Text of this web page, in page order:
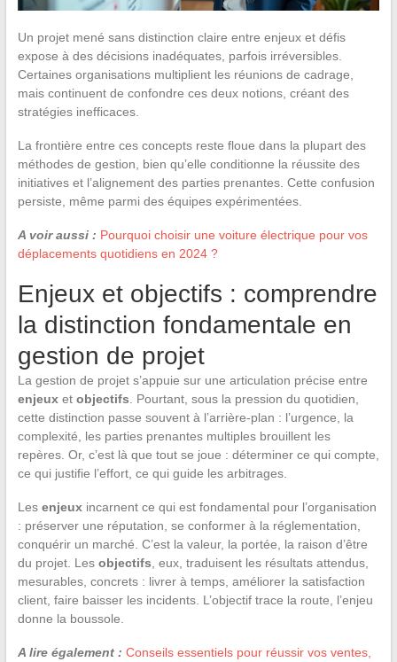
Un projet mené sans distinction claire entre enjeux et défis
expose à des décisions inadéquates, parfois irréversibles.
Certaines organisations multiplient les réunions de cadrage,
mais continuent de confondre ces deux notions, créant des
stratégies inefficaces.
La frontière entre ces concepts reste floue dans la plupart des
méthodes de gestion, bien qu’elle conditionne la réussite des
initiatives et l’alignement des parties prenantes. Cette confusion
persiste, même parmi des équipes expérimentées.
A voir aussi : Pourquoi choisir une voiture électrique pour vos
déplacements quotidiens en 2024 ?
Enjeux et objectifs : comprendre
la distinction fondamentale en
gestion de projet
La gestion de projet s’appuie sur une articulation précise entre
enjeuxet objectifs . Pourtant, sous la pression du quotidien,
cette distinction passe souvent à l’arrière-plan : l’urgence, la
complexité, les parties prenantes multiples brouillent les
repères. Or, c’est là que tout se joue : déterminer ce qui compte,
ce qui justifie l’effort, ce qui guide les arbitrages.
Les enjeuxincarnent ce qui est fondamental pour l’organisation
: préserver une réputation, se conformer à la réglementation,
conquérir un marché. C’est la valeur, la portée, la raison d’être
du projet. Les objectifs , eux, traduisent les résultats attendus,
mesurables, concrets : livrer à temps, améliorer la satisfaction
client, faire baisser les incidents. L’objectif trace la route, l’enjeu
donne la boussole.
A lire également : Conseils essentiels pour réussir vos ventes,